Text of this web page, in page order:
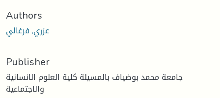
Authors
عزري, فرغالي
Publisher
جامعة محمد بوضياف بالمسيلة كلية العلوم الانسانية
والاجتماعية